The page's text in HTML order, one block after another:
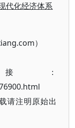
代化经济体系
）
：
请注明原始出